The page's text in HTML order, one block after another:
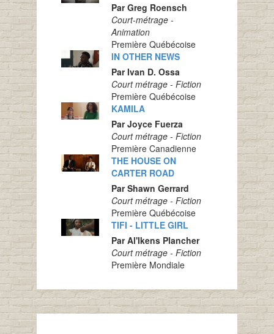
Par Greg Roensch
Court-métrage -
Animation
Première Québécoise
IN OTHER NEWS
Par Ivan D. Ossa
Court métrage - Fiction
Première Québécoise
KAMILA
Par Joyce Fuerza
Court métrage - Fiction
Première Canadienne
THE HOUSE ON
CARTER ROAD
Par Shawn Gerrard
Court métrage - Fiction
Première Québécoise
TIFI - LITTLE GIRL
Par Al'Ikens Plancher
Court métrage - Fiction
Première Mondiale